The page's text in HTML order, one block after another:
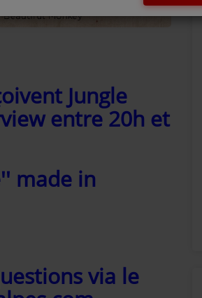
Jungle
entre 20h et
made in
via le